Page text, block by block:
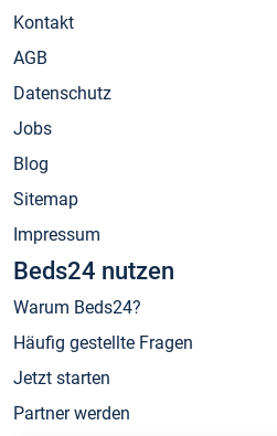
Kontakt
AGB
Datenschutz
Jobs
Blog
Sitemap
Impressum
Beds24 nutzen
Warum Beds24?
Häufig gestellte Fragen
Jetzt starten
Partner werden